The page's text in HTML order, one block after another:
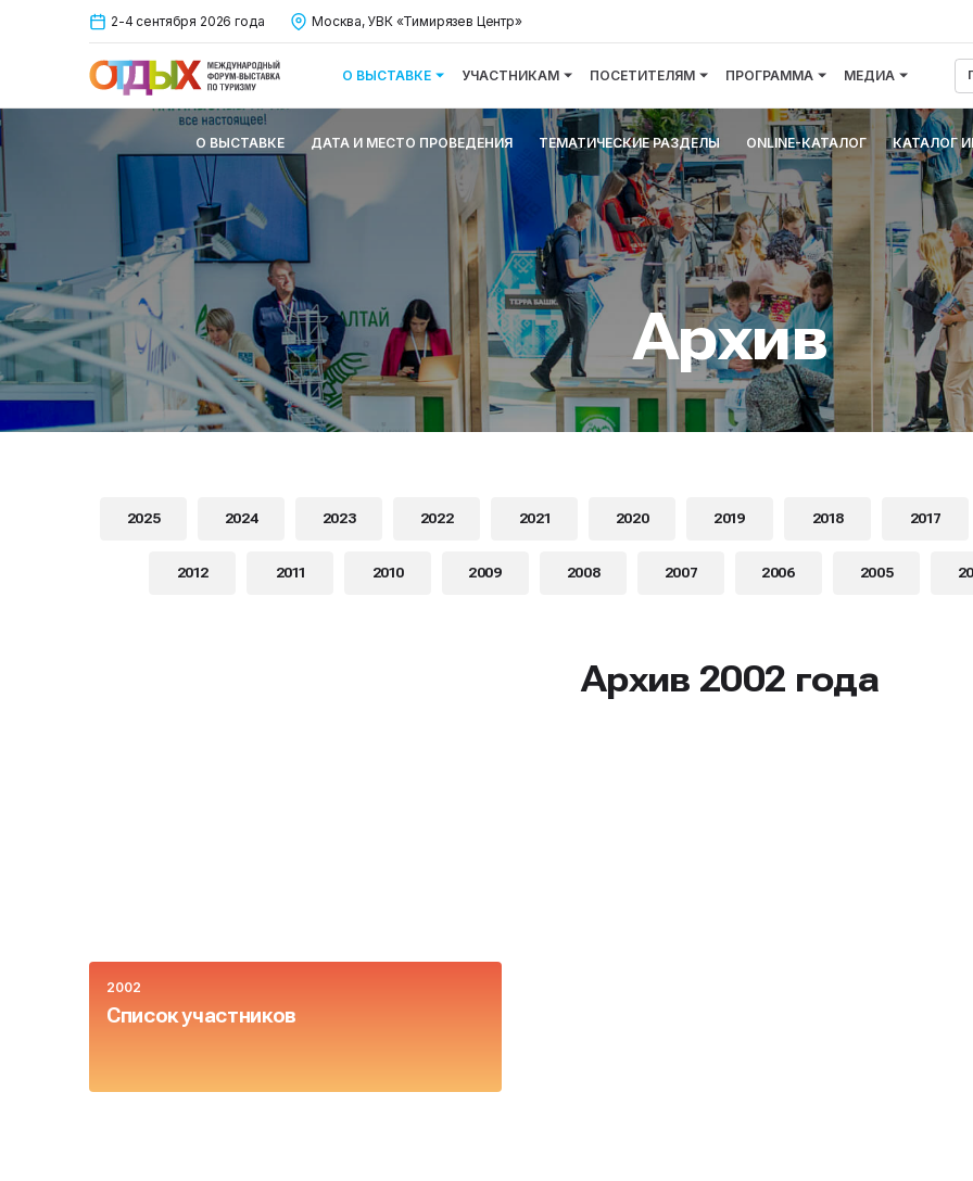
О ВЫСТАВКЕ УЧАСТНИКАМ ПОСЕТИТЕЛЯМ ПРОГРАММА МЕДИА
2-4 сентября 2026 года Москва, УВК «Тимирязев Центр»
О ВЫСТАВКЕ ДАТА И МЕСТО ПРОВЕДЕНИЯ ТЕМАТИЧЕСКИЕ РАЗДЕЛЫ ONLINE-КАТАЛОГ КАТАЛОГ
Архив
2025 2024 2023 2022 2021 2020 2019 2018 2017
2012 2011 2010 2009 2008 2007 2006 2005
Архив 2002 года
2002
Список участников